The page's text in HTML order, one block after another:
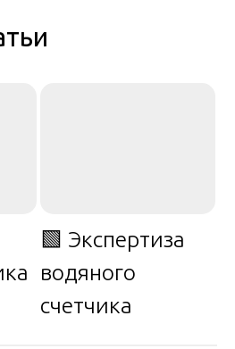
🟩 Экспертиза
водяного
счетчика